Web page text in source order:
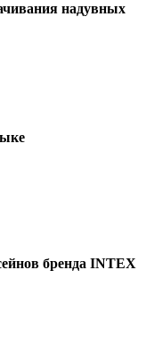
надувных
бренда INTEX